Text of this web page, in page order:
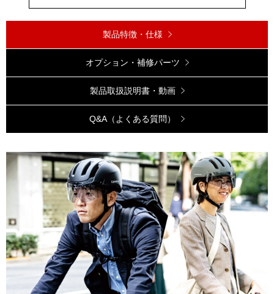
製品特徴・仕様
オプション・補修パーツ
製品取扱説明書・動画
Q&A（よくある質問）